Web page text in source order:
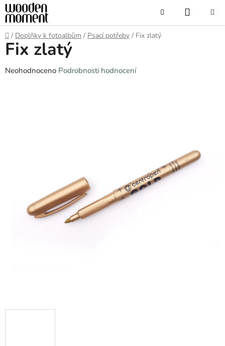
Přejít
na
obsah
KOŠÍK
Domů
/ Doplňky k fotoalbům / Psací potřeby / Fix zlatý
Fix zlatý
Průměrné
Neohodnoceno Podrobnosti hodnocení